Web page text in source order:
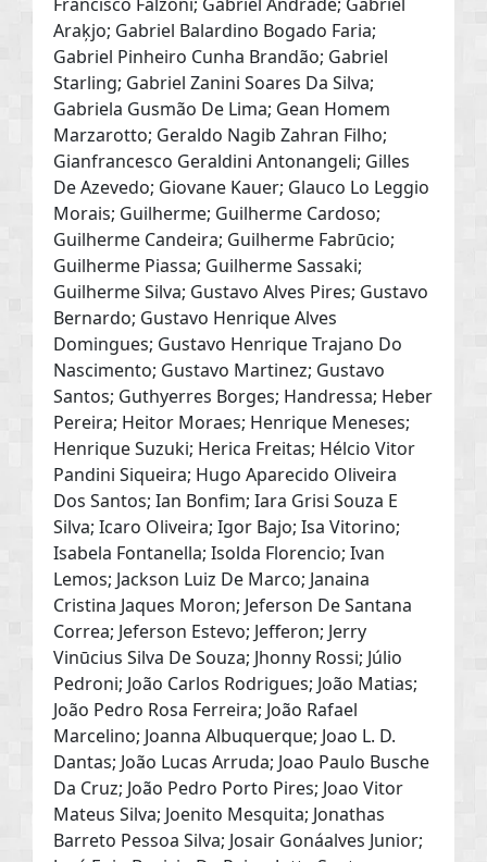
Araķjo; Gabriel Balardino Bogado Faria;
Gabriel Pinheiro Cunha Brandão; Gabriel
Starling; Gabriel Zanini Soares Da Silva;
Gabriela Gusmão De Lima; Gean Homem
Marzarotto; Geraldo Nagib Zahran Filho;
Gianfrancesco Geraldini Antonangeli; Gilles
De Azevedo; Giovane Kauer; Glauco Lo Leggio
Morais; Guilherme; Guilherme Cardoso;
Guilherme Candeira; Guilherme Fabrūcio;
Guilherme Piassa; Guilherme Sassaki;
Guilherme Silva; Gustavo Alves Pires; Gustavo
Bernardo; Gustavo Henrique Alves
Domingues; Gustavo Henrique Trajano Do
Nascimento; Gustavo Martinez; Gustavo
Santos; Guthyerres Borges; Handressa; Heber
Pereira; Heitor Moraes; Henrique Meneses;
Henrique Suzuki; Herica Freitas; Hélcio Vitor
Pandini Siqueira; Hugo Aparecido Oliveira
Dos Santos; Ian Bonfim; Iara Grisi Souza E
Silva; Icaro Oliveira; Igor Bajo; Isa Vitorino;
Isabela Fontanella; Isolda Florencio; Ivan
Lemos; Jackson Luiz De Marco; Janaina
Cristina Jaques Moron; Jeferson De Santana
Correa; Jeferson Estevo; Jefferon; Jerry
Vinūcius Silva De Souza; Jhonny Rossi; Júlio
Pedroni; João Carlos Rodrigues; João Matias;
João Pedro Rosa Ferreira; João Rafael
Marcelino; Joanna Albuquerque; Joao L. D.
Dantas; João Lucas Arruda; Joao Paulo Busche
Da Cruz; João Pedro Porto Pires; Joao Vitor
Mateus Silva; Joenito Mesquita; Jonathas
Barreto Pessoa Silva; Josair Gonáalves Junior;